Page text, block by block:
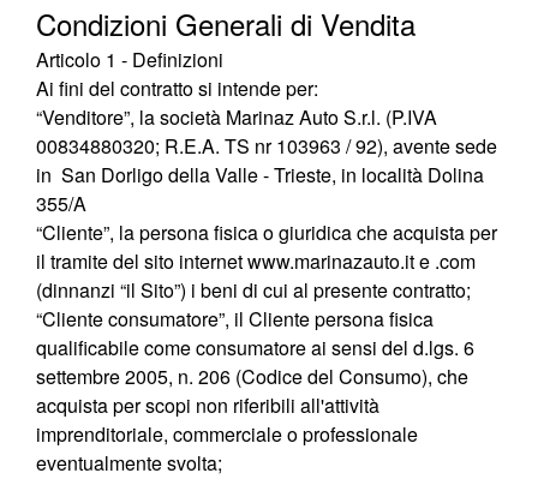
Condizioni Generali di Vendita
Articolo 1 - Definizioni
Ai fini del contratto si intende per:
“Venditore”, la società Marinaz Auto S.r.l. (P.IVA
00834880320; R.E.A­­. TS nr 103963 / 92­­­­­­­­­­­­­­­­­­­­), avente sede
in San Dorligo della Valle - Trieste, in località Dolina
355/A
“Cliente”, la persona fisica o giuridica che acquista per
il tramite del sito internetwww.marinazauto.ite .com
(dinnanzi “il Sito”) i beni di cui al presente contratto;
“Cliente consumatore”, il Cliente persona fisica
qualificabile come consumatore ai sensi del d.lgs. 6
settembre 2005, n. 206 (Codice del Consumo), che
acquista per scopi non riferibili all'attività
imprenditoriale, commerciale o professionale
eventualmente svolta;